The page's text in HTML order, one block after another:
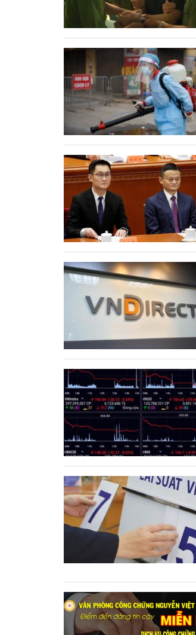
Công chứng hợp đồng tặng cho bất
động sản